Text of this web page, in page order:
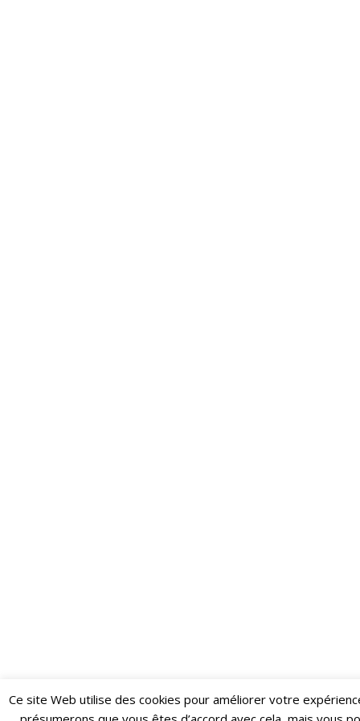
Restez informé·e des dernières actualités du Poing !
Ce site Web utilise des cookies pour améliorer votre